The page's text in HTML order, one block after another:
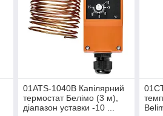
01ATS-1040B Капілярний
термостат Белімо (3 м),
діапазон уставки -10 ...